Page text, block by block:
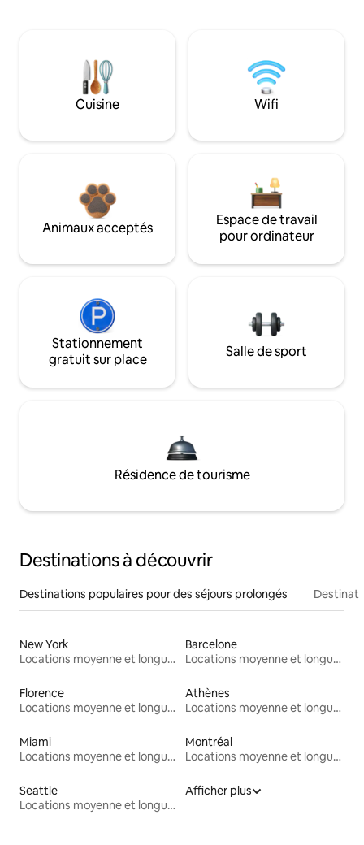
Cuisine Wifi
Animaux acceptés
Espace de travail
pour ordinateur
Stationnement
gratuit sur place
Salle de sport
Résidence de tourisme
Destinations à découvrir
Destinations populaires pour des séjours prolongés
New York
Locations moyenne et longue durée
Barcelone
Locations moyenne et longue durée
Florence
Locations moyenne et longue durée
Athènes
Locations moyenne et longue durée
Miami
Locations moyenne et longue durée
Montréal
Locations moyenne et longue durée
Seattle
Locations moyenne et longue durée
Afficher plus